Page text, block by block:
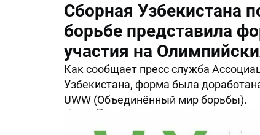
Сборная Узбекистана
борьбе представила
участия на
Как сообщает пресс служба
Узбекистана, форма была
UWW (Объединённый мир борьбы).